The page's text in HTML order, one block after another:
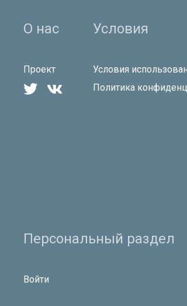
О нас
Проект
 
Условия
Условия
Политика
Персональный раздел
Войти